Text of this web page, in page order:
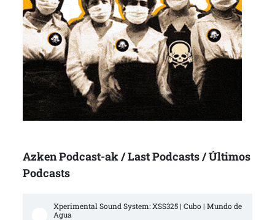
Azken Podcast-ak / Last Podcasts / Últimos
Podcasts
Xperimental Sound System: XSS325 | Cubo | Mundo de
Agua